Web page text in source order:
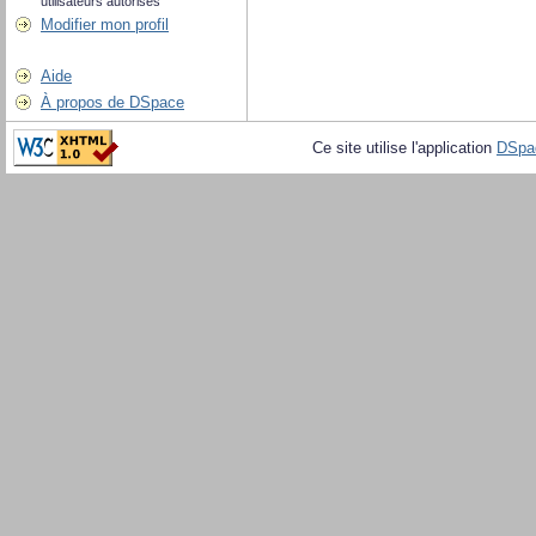
Modifier mon profil
Aide
À propos de DSpace
Ce site utilise l'application